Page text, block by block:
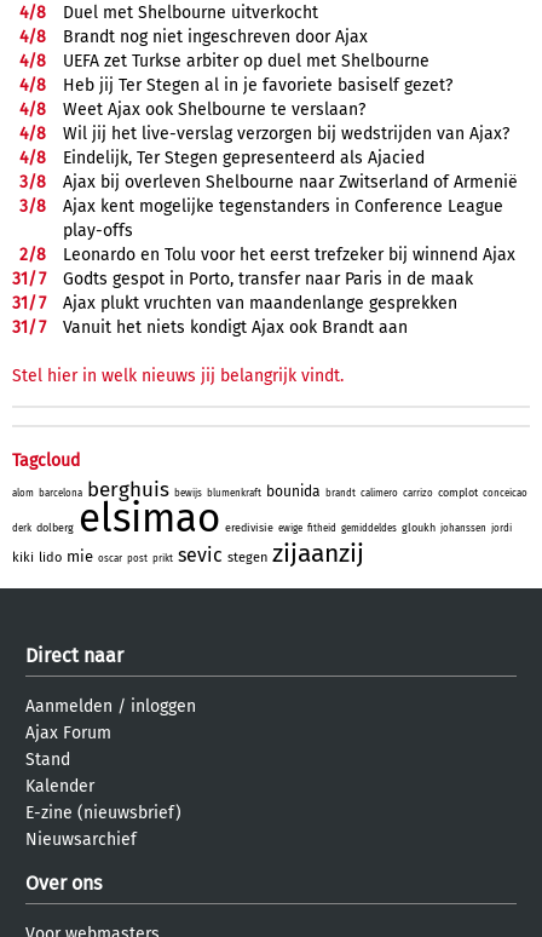
4/8
Duel met Shelbourne uitverkocht
4/8
Brandt nog niet ingeschreven door Ajax
4/8
UEFA zet Turkse arbiter op duel met Shelbourne
4/8
Heb jij Ter Stegen al in je favoriete basiself gezet?
4/8
Weet Ajax ook Shelbourne te verslaan?
4/8
Wil jij het live-verslag verzorgen bij wedstrijden van Ajax?
4/8
Eindelijk, Ter Stegen gepresenteerd als Ajacied
3/8
Ajax bij overleven Shelbourne naar Zwitserland of Armenië
3/8
Ajax kent mogelijke tegenstanders in Conference League
play-offs
2/8
Leonardo en Tolu voor het eerst trefzeker bij winnend Ajax
31/7
Godts gespot in Porto, transfer naar Paris in de maak
31/7
Ajax plukt vruchten van maandenlange gesprekken
31/7 Vanuit het niets kondigt Ajax ook Brandt aan
Stel hier in welk nieuws jij belangrijk vindt.
Tagcloud
alom barcelona berghuis bewijs blumenkraft bounida brandt calimero carrizo complot conceicao
derk dolberg elsimao eredivisie ewige fitheid gemiddeldes gloukh johanssen jordi
kiki lido mie oscar post prikt sevic stegen zijaanzij
Direct naar
Aanmelden / inloggen
Ajax Forum
Stand
Kalender
E-zine (nieuwsbrief)
Nieuwsarchief
Over ons